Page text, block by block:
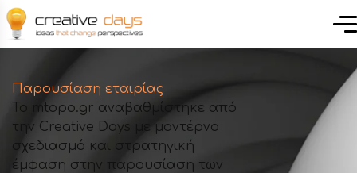
Παρουσίαση εταιρίας
Το mtopo.gr αναβαθμίστηκε από
την Creative Days με μοντέρνο
σχεδιασμό και στρατηγική
έμφαση στην παρουσίαση των